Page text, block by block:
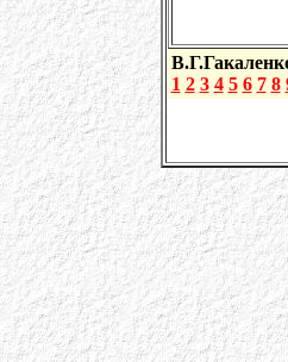
1 2 3 4 5 6 7 8